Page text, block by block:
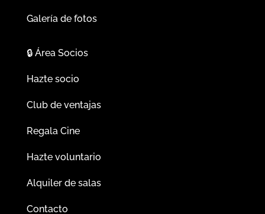
Galería de fotos
🔒Área Socios
Hazte socio
Club de ventajas
Regala Cine
Hazte voluntario
Alquiler de salas
Contacto